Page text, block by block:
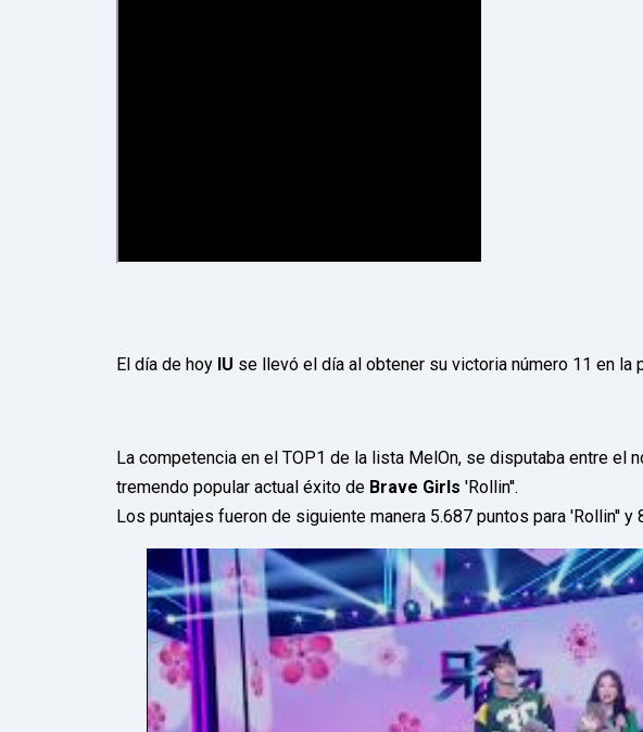
El día de hoy IU se llevó el día al obtener su victoria número 11 en la
La competencia en el TOP1 de la lista MelOn, se disputaba entre el
tremendo popular actual éxito de Brave Girls 'Rollin''.
Los puntajes fueron de siguiente manera 5.687 puntos para 'Rollin'' y